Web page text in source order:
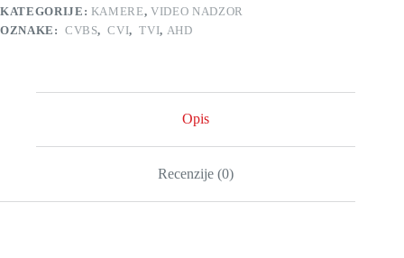
KATEGORIJE: KAMERE,VIDEO NADZOR
OZNAKE: CVBS, CVI, TVI, AHD
Opis
Recenzije (0)